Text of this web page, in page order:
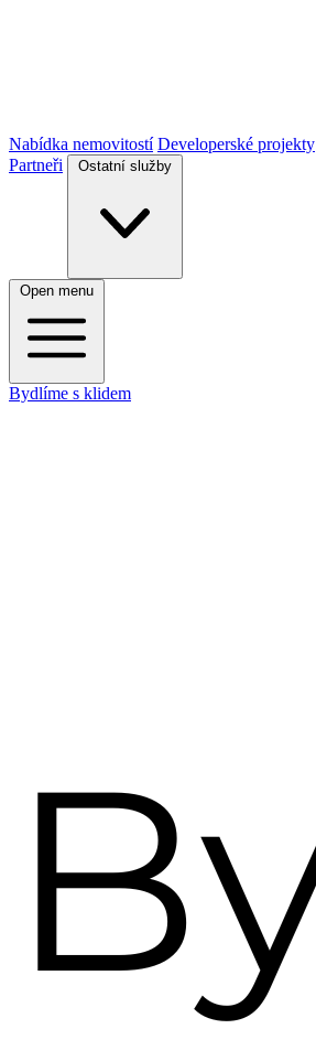
Nabídka nemovitostí Developerské projekty
Partneři
Ostatní služby
Open menu
Bydlíme s klidem